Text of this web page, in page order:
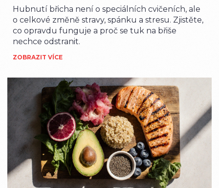
Hubnutí břicha není o speciálních cvičeních, ale
o celkové změně stravy, spánku a stresu. Zjistěte,
co opravdu funguje a proč se tuk na břiše
nechce odstranit.
ZOBRAZIT VÍCE